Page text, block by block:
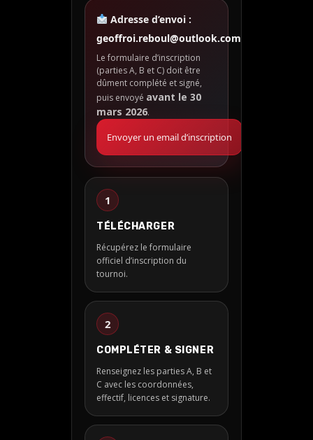
Adresse d’envoi :
geoffroi.reboul@outlook.com
Le formulaire d’inscription
(parties A, B et C) doit être
dûment complété et signé,
puis envoyé avant le 30
mars 2026.
Envoyer un email d’inscription
1
TÉLÉCHARGER
Récupérez le formulaire
officiel d’inscription du
tournoi.
2
COMPLÉTER & SIGNER
Renseignez les parties A, B et
C avec les coordonnées,
effectif, licences et signature.